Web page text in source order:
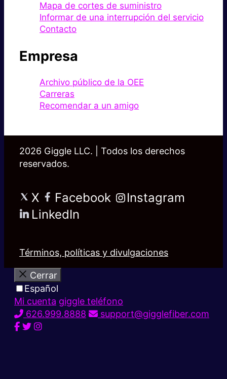
Mapa de cortes de suministro
Informar de una interrupción del servicio
Contacto
Empresa
Archivo público de la OEE
Carreras
Recomendar a un amigo
2026 Giggle LLC. | Todos los derechos
reservados.
X Facebook
Instagram
LinkedIn
Términos, políticas y divulgaciones
Cerrar
Español
Mi cuenta giggle teléfono
626.999.8888
support@gigglefiber.com